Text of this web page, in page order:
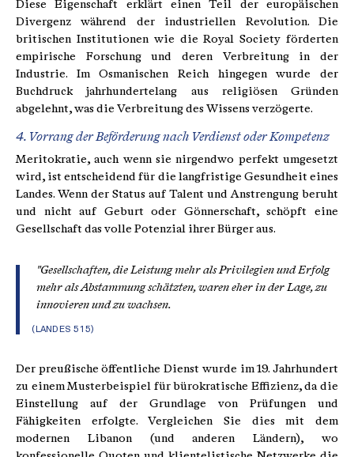
Diese Eigenschaft erklärt einen Teil der europäischen
Divergenz während der industriellen Revolution. Die
britischen Institutionen wie die Royal Society förderten
empirische Forschung und deren Verbreitung in der
Industrie. Im Osmanischen Reich hingegen wurde der
Buchdruck jahrhundertelang aus religiösen Gründen
abgelehnt, was die Verbreitung des Wissens verzögerte.
4. Vorrang der Beförderung nach Verdienst oder Kompetenz
Meritokratie, auch wenn sie nirgendwo perfekt umgesetzt
wird, ist entscheidend für die langfristige Gesundheit eines
Landes. Wenn der Status auf Talent und Anstrengung beruht
und nicht auf Geburt oder Gönnerschaft, schöpft eine
Gesellschaft das volle Potenzial ihrer Bürger aus.
"Gesellschaften, die Leistung mehr als Privilegien und Erfolg
mehr als Abstammung schätzten, waren eher in der Lage, zu
innovieren und zu wachsen.
(LANDES 515)
Der preußische öffentliche Dienst wurde im 19. Jahrhundert
zu einem Musterbeispiel für bürokratische Effizienz, da die
Einstellung auf der Grundlage von Prüfungen und
Fähigkeiten erfolgte. Vergleichen Sie dies mit dem
modernen Libanon (und anderen Ländern), wo